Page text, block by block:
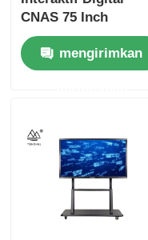
CNAS 75 Inch
Tampilan Layar
Sentuhmengirimkan